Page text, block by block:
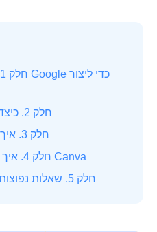
חלק 2. כיצד ליצור מצגות בגוגל דרייב
חלק 3. איך לעשות מצגת עם אנימוטו
חלק 4. איך לעשות מצגת מקוונת דרך Canva
חלק 5. שאלות נפוצות לגבי יצירת מצגת מקוונת